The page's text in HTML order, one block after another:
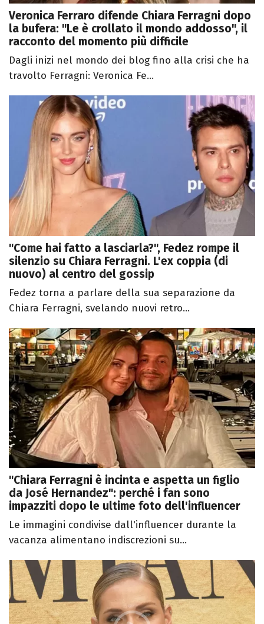
Veronica Ferraro difende Chiara Ferragni dopo
la bufera: "Le è crollato il mondo addosso", il
racconto del momento più difficile
Dagli inizi nel mondo dei blog fino alla crisi che ha
travolto Ferragni: Veronica Fe...
"Come hai fatto a lasciarla?", Fedez rompe il
silenzio su Chiara Ferragni. L'ex coppia (di
nuovo) al centro del gossip
Fedez torna a parlare della sua separazione da
Chiara Ferragni, svelando nuovi retro...
"Chiara Ferragni è incinta e aspetta un figlio
da José Hernandez": perché i fan sono
impazziti dopo le ultime foto dell'influencer
Le immagini condivise dall'influencer durante la
vacanza alimentano indiscrezioni su...